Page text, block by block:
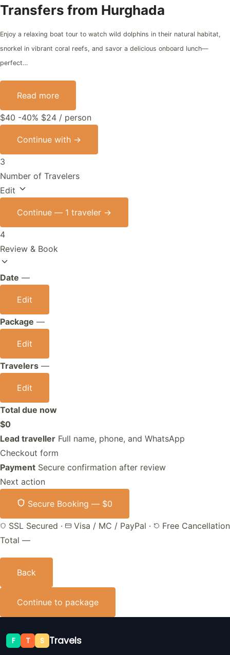
Transfers from Hurghada
Enjoy a relaxing boat tour to watch wild dolphins in their natural habitat,
snorkel in vibrant coral reefs, and savor a delicious onboard lunch—
perfect…
Read more
$40 -40% $24 / person
Continue with →
3
Number of Travelers
Edit
Continue — 1 traveler →
4
Review & Book
Date —
Edit
Package —
Edit
Travelers —
Edit
Total due now
$0
Lead traveller Full name, phone, and WhatsApp
Checkout form
Payment Secure confirmation after review
Next action
Secure Booking — $0
SSL Secured · Visa / MC / PayPal ·
Free Cancellation
Total —
Back
Continue to package
F T S Travels